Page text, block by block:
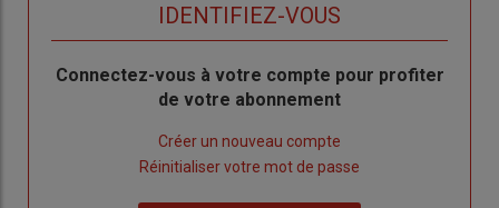
IDENTIFIEZ-VOUS
Body
Connectez-vous à votre compte pour profiter
de votre abonnement
Créer un nouveau compte
Réinitialiser votre mot de passe